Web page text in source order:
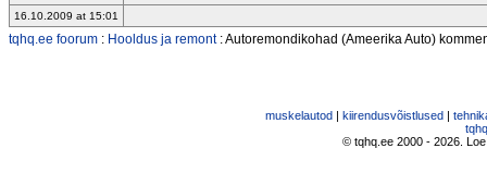
16.10.2009 at 15:01
tqhq.ee foorum : Hooldus ja remont: Autoremondikohad (Ameerika Auto)
muskelautod | kiirendusvõistlused |
© tqhq.ee 2000 - 2026.